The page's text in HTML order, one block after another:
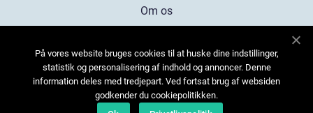
Om os
Kontakt os
Sitemap
På vores website bruges cookies til at huske dine indstillinger,
statistik og personalisering af indhold og annoncer. Denne
information deles med tredjepart. Ved fortsat brug af websiden
godkender du cookiepolitikken.